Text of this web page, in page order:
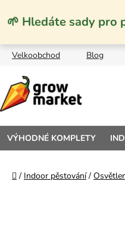
🌱 Hledáte sady pro
Velkoobchod Blog
VÝHODNÉ KOMPLETY
Domů
/ Indoor pěstování /